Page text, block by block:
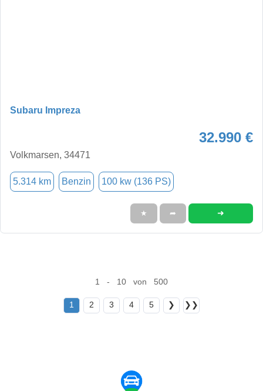
Subaru Impreza
32.990 €
Volkmarsen, 34471
5.314 km Benzin 100 kw (136 PS)
★ ➦ ➜
1 - 10 von 500
1 2 3 4 5 ❯ ❯❯